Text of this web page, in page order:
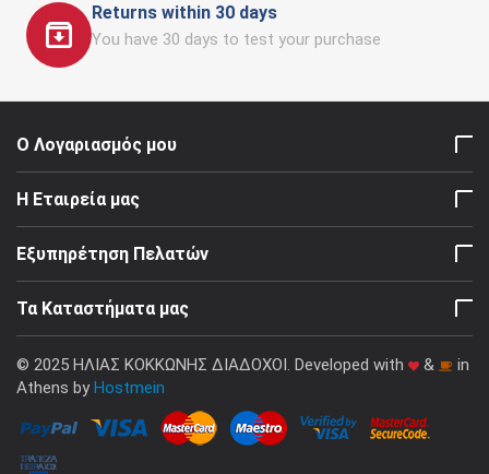
Returns within 30 days
You have 30 days to test your purchase
Ο Λογαριασμός μου
Η Εταιρεία μας
Εξυπηρέτηση Πελατών
Τα Καταστήματα μας
© 2025 ΗΛΙΑΣ ΚΟΚΚΩΝΗΣ ΔΙΑΔΟΧΟΙ. Developed with &
in
Athens by Hostmein